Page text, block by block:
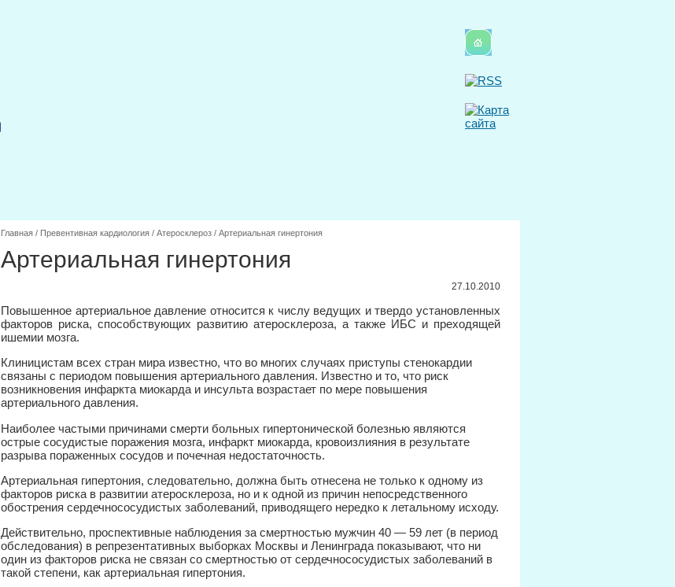
Главная / Превентивная кардиология / Атеросклероз / Артериальная гинертония
Артериальная гинертония
27.10.2010
Повышенное артериальное давление относится к числу ведущих и твердо установленных
факторов риска, способствующих развитию атеросклероза, а также ИБС и преходящей
ишемии мозга.
Клиницистам всех стран мира известно, что во многих случаях приступы стенокардии
связаны с периодом повышения артериального давления. Известно и то, что риск
возникновения инфаркта миокарда и инсульта возрастает по мере повышения
артериального давления.
Наиболее частыми причинами смерти больных гипертонической болезнью являются
острые сосудистые поражения мозга, инфаркт миокарда, кровоизлияния в результате
разрыва пораженных сосудов и почечная недостаточность.
Артериальная гипертония, следовательно, должна быть отнесена не только к одному из
факторов риска в развитии атеросклероза, но и к одной из причин непосредственного
обострения сердечнососудистых заболеваний, приводящего нередко к летальному исходу.
Действительно, проспективные наблюдения за смертностью мужчин 40 — 59 лет (в период
обследования) в репрезентативных выборках Москвы и Ленинграда показывают, что ни
один из факторов риска не связан со смертностью от сердечнососудистых заболеваний в
такой степени, как артериальная гипертония.